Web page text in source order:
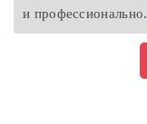
и профессионально.